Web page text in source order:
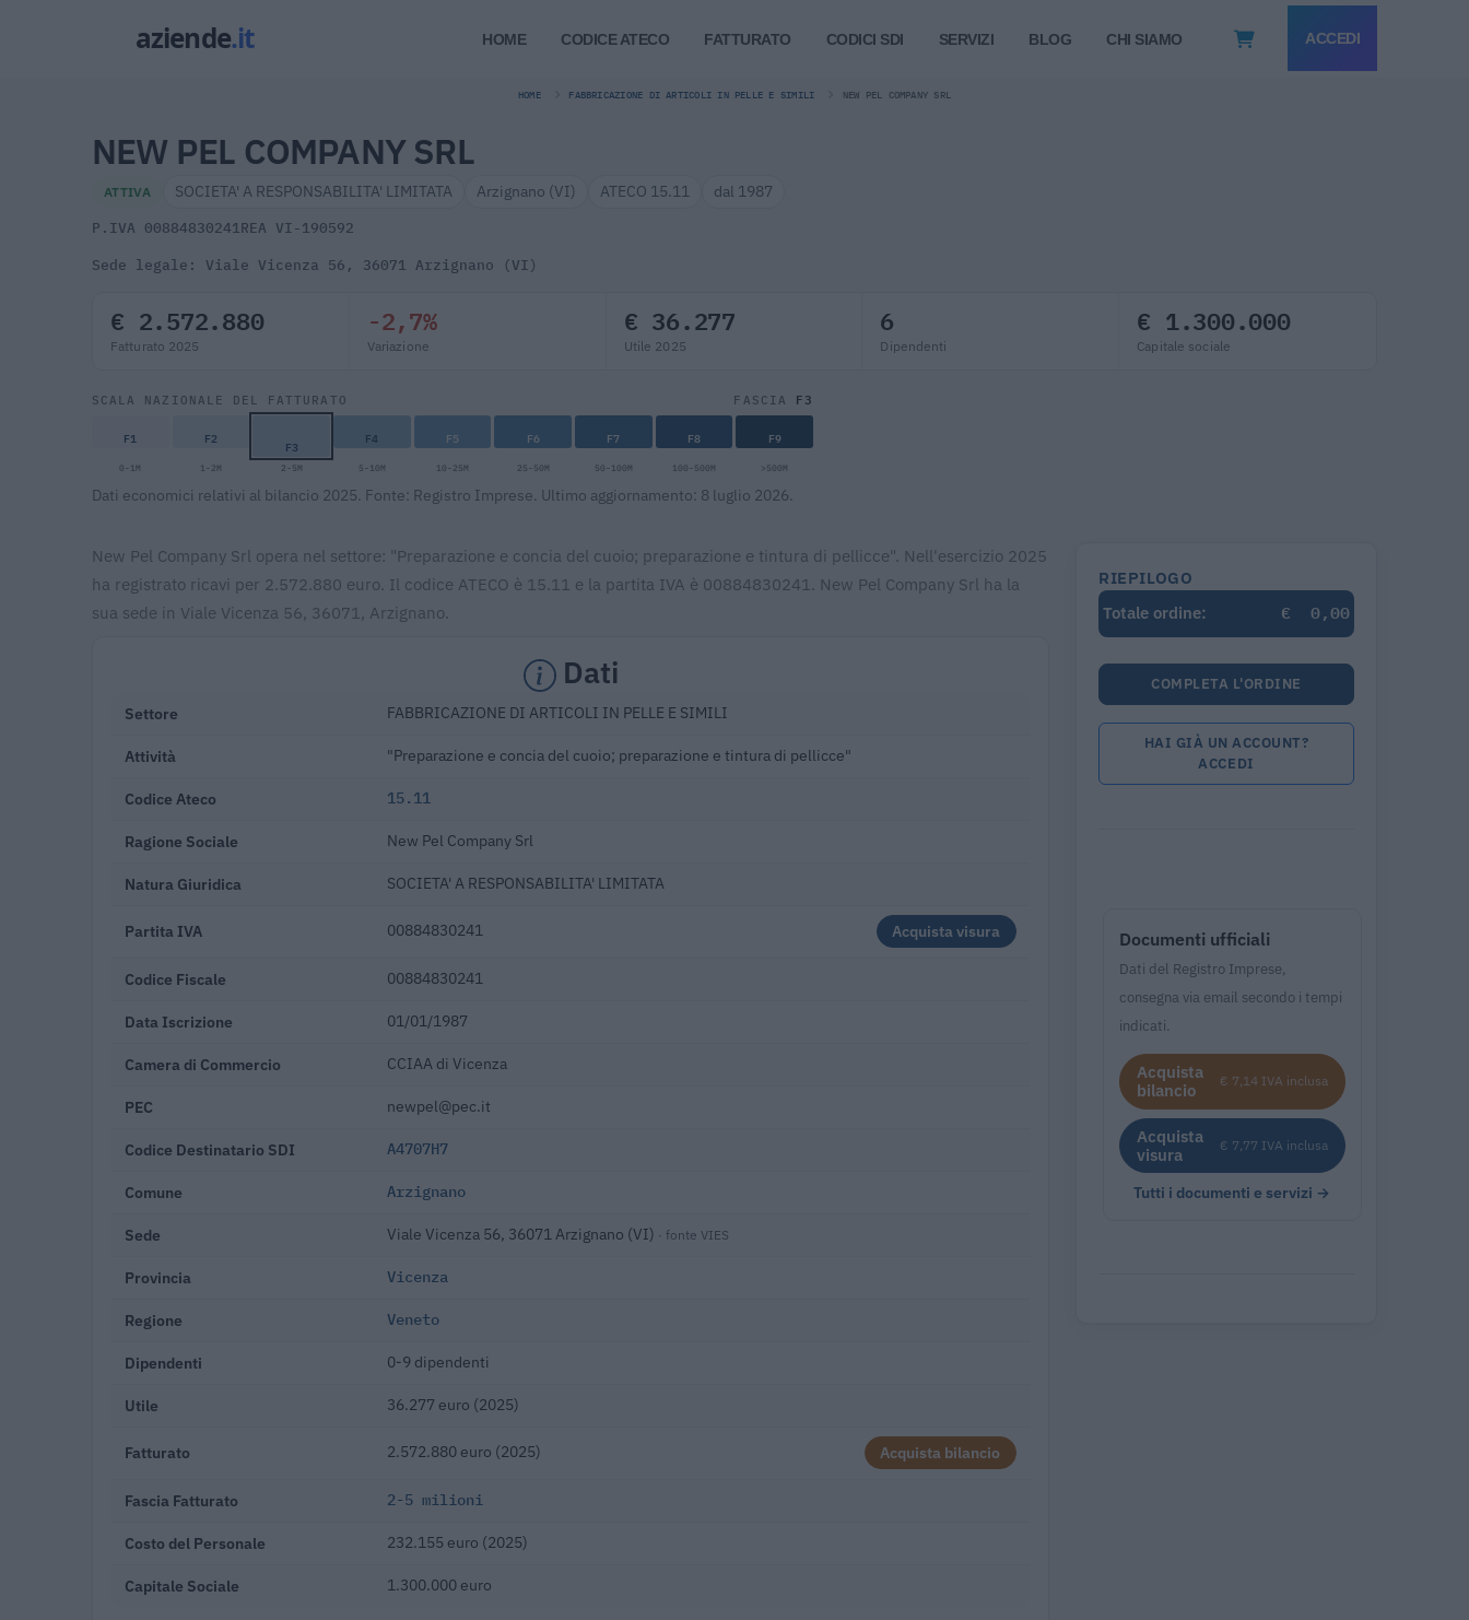
HOME CODICE ATECO FATTURATO CODICI SDI SERVIZI BLOG CHI SIAMO ACCEDI
HOME FABBRICAZIONE DI ARTICOLI IN PELLE E SIMILI NEW PEL COMPANY SRL
NEW PEL COMPANY SRL
ATTIVA SOCIETA' A RESPONSABILITA' LIMITATA Arzignano (VI) ATECO 15.11 dal 1987
P.IVA 00884830241REA VI-190592
Sede legale: Viale Vicenza 56, 36071 Arzignano (VI)
€ 2.572.880
Fatturato 2025
-2,7%
Variazione
€ 36.277
Utile 2025
6
Dipendenti
€ 1.300.000
Capitale sociale
SCALA NAZIONALE DEL FATTURATO FASCIA F3
F1 F2 F3 F4 F5 F6 F7 F8 F9
0-1M 1-2M 2-5M 5-10M 10-25M 25-50M 50-100M 100-500M >500M
Dati economici relativi al bilancio 2025. Fonte: Registro Imprese. Ultimo aggiornamento: 8 luglio 2026.
New Pel Company Srl opera nel settore: "Preparazione e concia del cuoio; preparazione e tintura di pellicce". Nell'esercizio 2025
ha registrato ricavi per 2.572.880 euro. Il codice ATECO è 15.11 e la partita IVA è 00884830241. New Pel Company Srl ha la
sua sede in Viale Vicenza 56, 36071, Arzignano.
Dati
Settore FABBRICAZIONE DI ARTICOLI IN PELLE E SIMILI
Attività "Preparazione e concia del cuoio; preparazione e tintura di pellicce"
Codice Ateco 15.11
Ragione Sociale New Pel Company Srl
Natura Giuridica SOCIETA' A RESPONSABILITA' LIMITATA
Partita IVA 00884830241 Acquista visura
Codice Fiscale 00884830241
Data Iscrizione 01/01/1987
Camera di Commercio CCIAA di Vicenza
PEC newpel@pec.it
Codice Destinatario SDI A4707H7
Comune Arzignano
Sede Viale Vicenza 56, 36071 Arzignano (VI) · fonte VIES
Provincia Vicenza
Regione Veneto
Dipendenti 0-9 dipendenti
Utile 36.277 euro (2025)
Fatturato 2.572.880 euro (2025) Acquista bilancio
Fascia Fatturato 2-5 milioni
Costo del Personale 232.155 euro (2025)
Capitale Sociale 1.300.000 euro
RIEPILOGO
Totale ordine:
€ 0,00
COMPLETA L'ORDINE
HAI GIÀ UN ACCOUNT?
ACCEDI
Documenti ufficiali
Dati del Registro Imprese,
consegna via email secondo i tempi
indicati.
Acquista
bilancio
€ 7,14 IVA inclusa
Acquista
visura
€ 7,77 IVA inclusa
Tutti i documenti e servizi →